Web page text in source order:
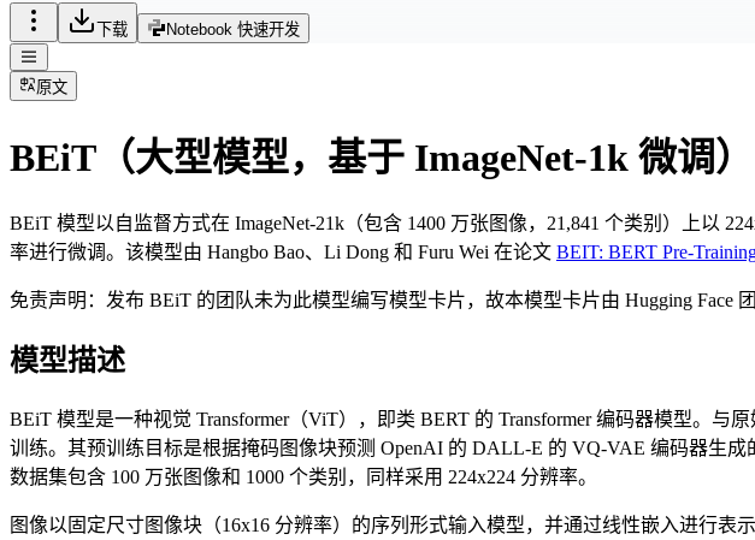
下载 Notebook 快速开发
原文
BEiT（大型模型，基于 ImageNet-1k 微调）
BEiT 模型以自监督方式在 ImageNet-21k（包含 1400 万张图像，21,841 个类别）上以
率进行微调。该模型由 Hangbo Bao、Li Dong 和 Furu Wei 在论文 BEIT: BERT Pre-
免责声明：发布 BEiT 的团队未为此模型编写模型卡片，故本模型卡片由 Hugging Face 团
模型描述
BEiT 模型是一种视觉 Transformer（ViT），即类 BERT 的 Transformer 编码器模型。
训练。其预训练目标是根据掩码图像块预测 OpenAI 的 DALL-E 的 VQ-VAE 编码器生
数据集包含 100 万张图像和 1000 个类别，同样采用 224x224 分辨率。
图像以固定尺寸图像块（16x16 分辨率）的序列形式输入模型，并通过线性嵌入进行